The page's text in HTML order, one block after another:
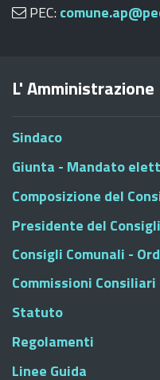
PEC:
L' Amministrazione
Sindaco
Giunta - Mandato
Composizione del
Presidente del
Consigli Comunali -
Commissioni Consiliari
Statuto
Regolamenti
Linee Guida